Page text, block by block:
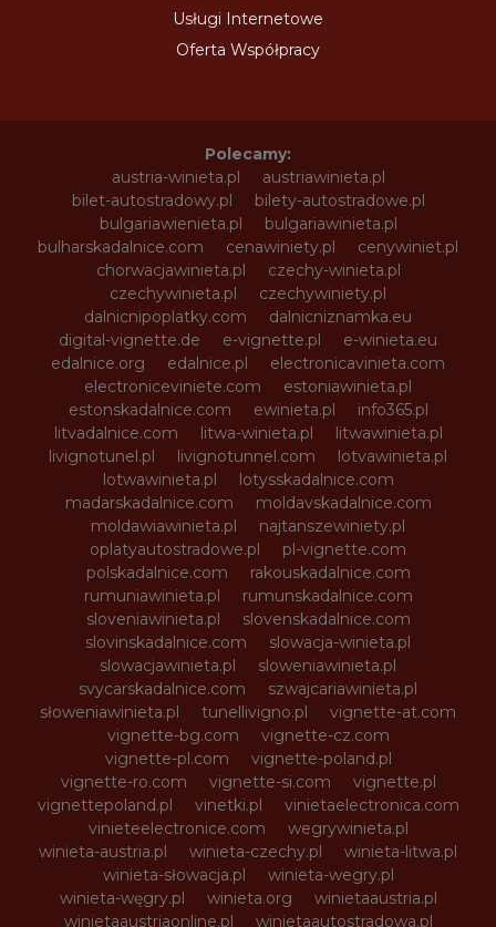
Usługi Internetowe
Oferta Współpracy
Polecamy:
austria-winieta.pl
austriawinieta.pl
bilet-autostradowy.pl
bilety-autostradowe.pl
bulgariawienieta.pl
bulgariawinieta.pl
bulharskadalnice.com
cenawiniety.pl
cenywiniet.pl
chorwacjawinieta.pl
czechy-winieta.pl
czechywinieta.pl
czechywiniety.pl
dalnicnipoplatky.com
dalnicniznamka.eu
digital-vignette.de
e-vignette.pl
e-winieta.eu
edalnice.org
edalnice.pl
electronicavinieta.com
electroniceviniete.com
estoniawinieta.pl
estonskadalnice.com
ewinieta.pl
info365.pl
litvadalnice.com
litwa-winieta.pl
litwawinieta.pl
livignotunel.pl
livignotunnel.com
lotvawinieta.pl
lotwawinieta.pl
lotysskadalnice.com
madarskadalnice.com
moldavskadalnice.com
moldawiawinieta.pl
najtanszewiniety.pl
oplatyautostradowe.pl
pl-vignette.com
polskadalnice.com
rakouskadalnice.com
rumuniawinieta.pl
rumunskadalnice.com
sloveniawinieta.pl
slovenskadalnice.com
slovinskadalnice.com
slowacja-winieta.pl
slowacjawinieta.pl
sloweniawinieta.pl
svycarskadalnice.com
szwajcariawinieta.pl
słoweniawinieta.pl
tunellivigno.pl
vignette-at.com
vignette-bg.com
vignette-cz.com
vignette-pl.com
vignette-poland.pl
vignette-ro.com
vignette-si.com
vignette.pl
vignettepoland.pl
vinetki.pl
vinietaelectronica.com
vinieteelectronice.com
wegrywinieta.pl
winieta-austria.pl
winieta-czechy.pl
winieta-litwa.pl
winieta-słowacja.pl
winieta-wegry.pl
winieta-węgry.pl
winieta.org
winietaaustria.pl
winietaaustriaonline.pl
winietaautostradowa.pl